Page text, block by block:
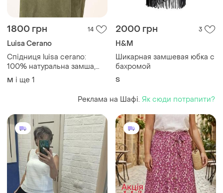
1800 грн 14
Luisa Cerano
Спідниця luisa cerano:
100% натуральна замша,
розмір 40 (l).
M і ще 1
2000 грн 3
H&M
Шикарная замшевая юбка с
бахромой
S
Реклама на Шафі. Як сюди потрапити?